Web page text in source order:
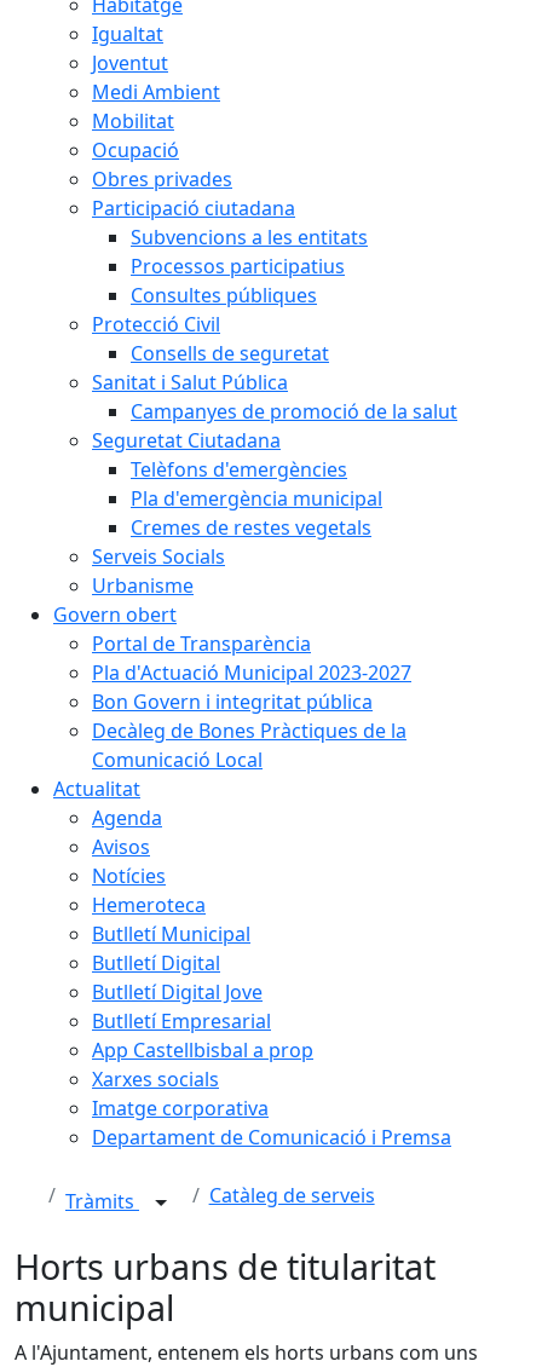
Igualtat
Joventut
Medi Ambient
Mobilitat
Ocupació
Obres privades
Participació ciutadana
Subvencions a les entitats
Processos participatius
Consultes públiques
Protecció Civil
Consells de seguretat
Sanitat i Salut Pública
Campanyes de promoció de la salut
Seguretat Ciutadana
Telèfons d'emergències
Pla d'emergència municipal
Cremes de restes vegetals
Serveis Socials
Urbanisme
Govern obert
Portal de Transparència
Pla d'Actuació Municipal 2023-2027
Bon Govern i integritat pública
Decàleg de Bones Pràctiques de la
Comunicació Local
Actualitat
Agenda
Avisos
Notícies
Hemeroteca
Butlletí Municipal
Butlletí Digital
Butlletí Digital Jove
Butlletí Empresarial
App Castellbisbal a prop
Xarxes socials
Imatge corporativa
Departament de Comunicació i Premsa
Tràmits Catàleg de serveis
Horts urbans de titularitat
municipal
A l'Ajuntament, entenem els horts urbans com uns